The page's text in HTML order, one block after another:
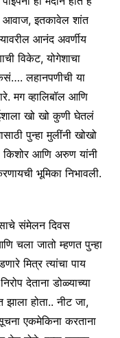
इतकावेल शांत
आनंद अवर्णीय
विकेट, योगेशाचा
लहानपणीची या
मग व्हालिबॉल आणि
खो खो कुणी घेतलं
पुन्हा मुलींनी खोखो
आणि अरुण यांनी
भूमिका निभावली.
संमेलन दिवस
चला जातो म्हणत पुन्हा
मित्र त्यांचा पाय
देताना डोळ्याच्या
झाला होता.. नीट जा,
एकमेकिना करताना